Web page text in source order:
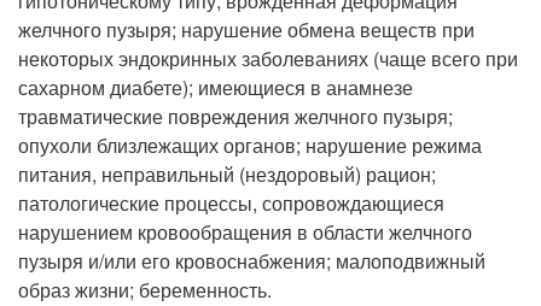
желчного пузыря; нарушение обмена веществ при
некоторых эндокринных заболеваниях (чаще всего при
сахарном диабете); имеющиеся в анамнезе
травматические повреждения желчного пузыря;
опухоли близлежащих органов; нарушение режима
питания, неправильный (нездоровый) рацион;
патологические процессы, сопровождающиеся
нарушением кровообращения в области желчного
пузыря и/или его кровоснабжения; малоподвижный
образ жизни; беременность.